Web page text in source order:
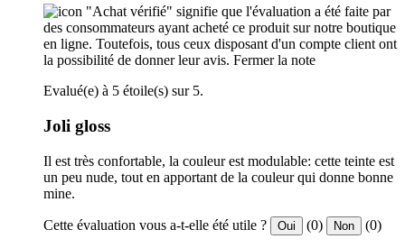
"Achat vérifié" signifie que l'évaluation a été faite par
des consommateurs ayant acheté ce produit sur notre boutique
en ligne. Toutefois, tous ceux disposant d'un compte client ont
la possibilité de donner leur avis. Fermer la note
Evalué(e) à 5 étoile(s) sur 5.
Joli gloss
Il est très confortable, la couleur est modulable: cette teinte est
un peu nude, tout en apportant de la couleur qui donne bonne
mine.
Cette évaluation vous a-t-elle été utile ? Oui (0) Non (0)